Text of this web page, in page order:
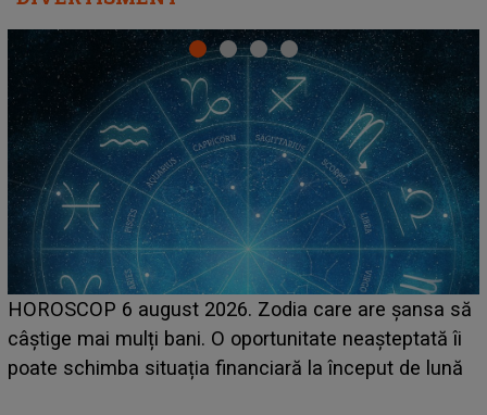
LINE-UP UNTOLD ONE, prima zi. Cine sunt artiștii
care deschid festivalul și de la ce ore au loc cele mai
așteptate concerte pe scena principală?